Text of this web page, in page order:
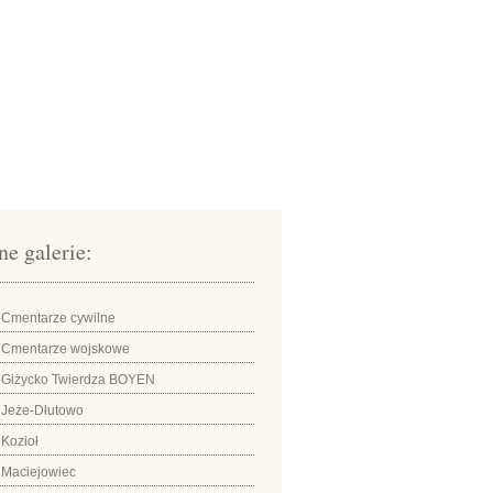
galerie:
Cmentarze cywilne
Cmentarze wojskowe
Giżycko Twierdza BOYEN
Jeże-Dłutowo
Kozioł
Maciejowiec